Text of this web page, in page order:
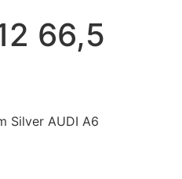
66,5
Silver AUDI A6